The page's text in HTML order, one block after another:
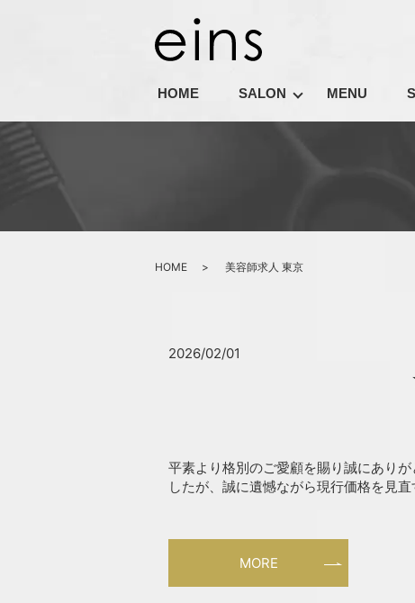
HOME SALON MENU
HOME 美容師求人 東京
2026/02/01
平素より格別のご愛顧を賜り誠にあり
したが、誠に遺憾ながら現行価格を見
MORE